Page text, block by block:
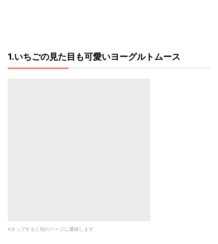
1.いちごの見た目も可愛いヨーグルトムース
※タップすると別のページに遷移します